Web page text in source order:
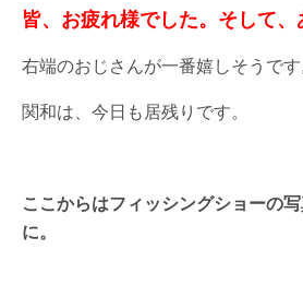
皆、お疲れ様でした。そして、
右端のおじさんが一番嬉しそうです
関和は、今日も居残りです。
ここからはフィッシングショーの
に。